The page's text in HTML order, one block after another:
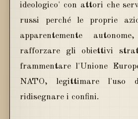
ideologico' con attori che
russi perché le proprie
apparentemente
rafforzare gli obiettivi
frammentare l'Unione
NATO, legittimare l'uso
ridisegnare i confini.